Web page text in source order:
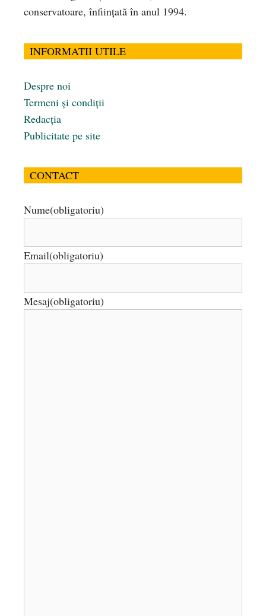
conservatoare, înfiinţată în anul 1994.
INFORMATII UTILE
Despre noi
Termeni și condiții
Redacția
Publicitate pe site
CONTACT
Nume(obligatoriu)
Email(obligatoriu)
Mesaj(obligatoriu)